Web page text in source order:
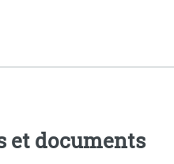
et documents